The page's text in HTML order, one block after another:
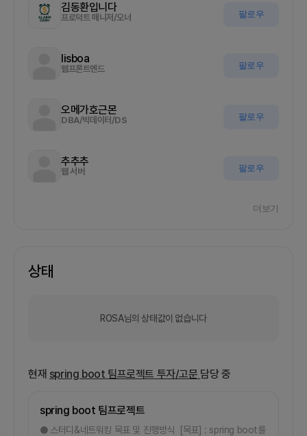
김동환입니다
프로덕트 매니저/오너 팔로우
lisboa
웹프론트엔드 팔로우
오메가호근몬
DBA/빅데이터/DS 팔로우
추추추
웹 서버 팔로우
더보기
상태
ROSA님의 상태값이 없습니다
현재 spring boot 팀프로젝트 투자/고문 담당 중
spring boot 팀프로젝트
● 스터디&네트워킹 목표 및 진행방식 [목표] : spring boot를